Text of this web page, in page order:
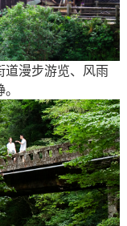
道漫步游览、风雨